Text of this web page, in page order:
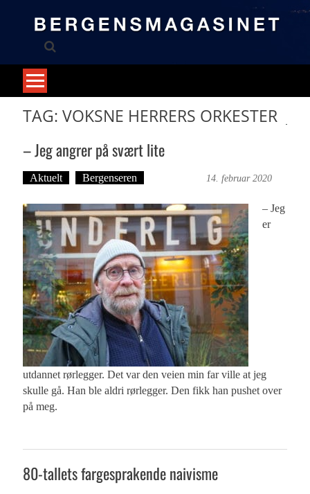
TAG: VOKSNE HERRERS ORKESTER
– Jeg angrer på svært lite
Aktuelt Bergenseren 14. februar 2020
– Jeg
er
utdannet rørlegger. Det var den veien min far ville at jeg
skulle gå. Han ble aldri rørlegger. Den fikk han pushet over
på meg.
80-tallets fargesprakende naivisme